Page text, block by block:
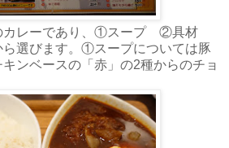
カレーであり、①スープ ②具材
選びます。①スープについては豚
ンベースの「赤」の2種からのチョ